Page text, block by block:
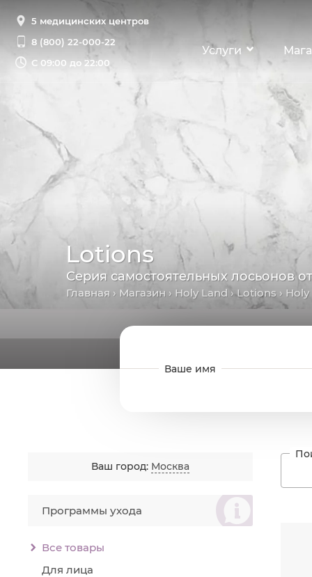
5 медицинских центров
8 (800) 22-000-22
С 09:00 до 22:00
Услуги
Lotions
Серия самостоятельных лосьонов
Главная › Магазин › Holy Land ›Lotions ›
Ваш город: Москва
စ
Программы ухода
Все товары
Для лица